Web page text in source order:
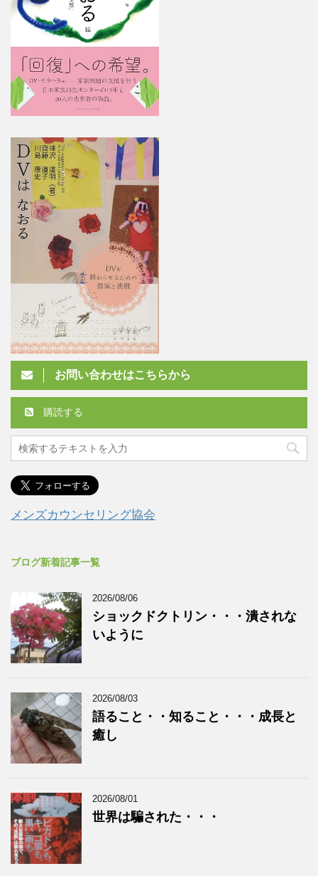
お問い合わせはこちらから
購読する
メンズカウンセリング協会
ブログ新着記事一覧
2026/08/06
ショックドクトリン・・・潰されな
いように
2026/08/03
語ること・・知ること・・・成長と
癒し
2026/08/01
世界は騙された・・・